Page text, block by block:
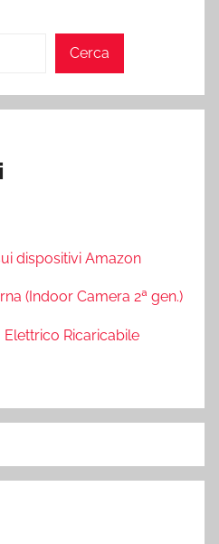
Cerca
dispositivi Amazon
(Indoor Camera 2ª gen.)
Ricaricabile